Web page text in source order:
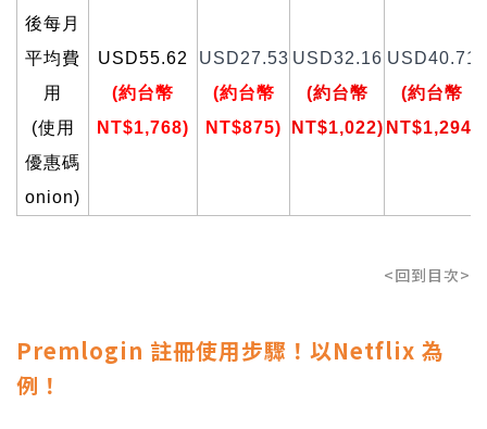
後每月
平均費
用
(使用
優惠碼
onion)
USD55.62
(約台幣
NT$1,768)
USD27.53
(約台幣
NT$875)
USD32.16
(約台幣
NT$1,022)
USD40.71
(約台幣
NT$1,294)
<回到目次>
Premlogin 註冊使用步驟！以Netflix 為
例！